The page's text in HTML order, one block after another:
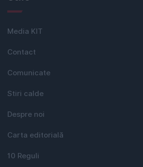
Media KIT
Contact
Comunicate
Stiri calde
Despre noi
Carta editorială
10 Reguli